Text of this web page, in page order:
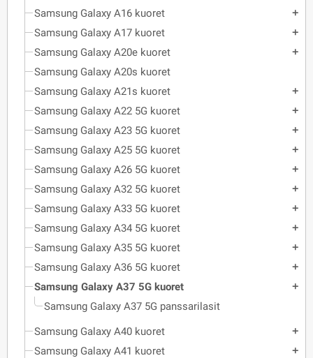
Samsung Galaxy A16 kuoret add
Samsung Galaxy A17 kuoret add
Samsung Galaxy A20e kuoret add
Samsung Galaxy A20s kuoret
Samsung Galaxy A21s kuoret
add
Samsung Galaxy A22 5G kuoret add
Samsung Galaxy A23 5G kuoret add
Samsung Galaxy A25 5G kuoret add
Samsung Galaxy A26 5G kuoret add
Samsung Galaxy A32 5G kuoret add
Samsung Galaxy A33 5G kuoret add
Samsung Galaxy A34 5G kuoret add
Samsung Galaxy A35 5G kuoret add
Samsung Galaxy A36 5G kuoret add
Samsung Galaxy A37 5G kuoret add
Samsung Galaxy A37 5G panssarilasit
Samsung Galaxy A40 kuoret
add
Samsung Galaxy A41 kuoret add